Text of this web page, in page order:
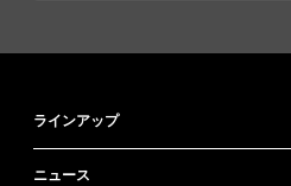
ラインアップ
ニュース